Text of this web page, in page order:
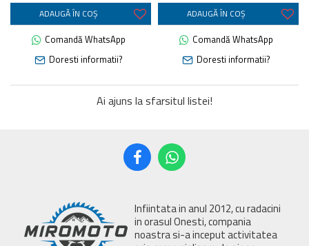
ADAUGĂ ÎN COŞ
Comandă WhatsApp
Doresti informatii?
ADAUGĂ ÎN COŞ
Comandă WhatsApp
Doresti informatii?
Ai ajuns la sfarsitul listei!
Infiintata in anul 2012, cu radacini
in orasul Onesti, compania
noastra si-a inceput activitatea